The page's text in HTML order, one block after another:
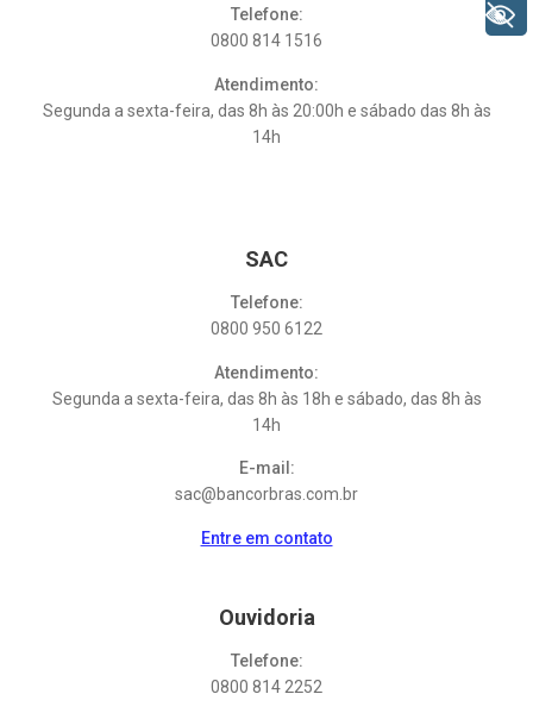
Telefone:
0800 814 1516
Atendimento:
Segunda a sexta-feira, das 8h às 20:00h e sábado das 8h às
14h
SAC
Telefone:
0800 950 6122
Atendimento:
Segunda a sexta-feira, das 8h às 18h e sábado, das 8h às
14h
E-mail:
sac@bancorbras.com.br
Entre em contato
Ouvidoria
Telefone:
0800 814 2252